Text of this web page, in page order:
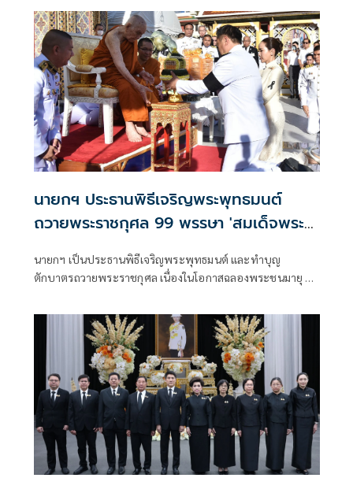
ของไทย เคมีภัณฑ์ก่อสร้าง และวัสดุก่อสร้างครบวงจร ตอกย้ำ
เป้าหมาย Sustainable Real Estate Development Leader
ตามแนวคิด ESG มุ่งเน้นศึกษาวิจัยและพัฒนานวัตกรรมที่อยู่
อาศัยเป็นมิตรต่อสิ่งแวดล้อมและสังคม ด้วยนวัตกรรม ‘ถังบำบัด
น้ำล้างสี Eco-Paint Purifier’ สำหรับการจัดการน้ำเสียที่เกิด
ภายในโครงการขณะก่อสร้างอาคารขึ้นเป็นครั้งแรก โดยเริ่ม
นำร่องใช้งานในโครงการคอนโดมิเนียมใหม่ของศุภาลัย นับเป็น
บริษัทอสังหาริมทรัพย์รายแรกที่ขับเคลื่อนนวัตกรรมการจัดการ
น้ำเสียจากงานสี เพื่อยกระดับการก่อสร้างที่เป็นมิตรต่อสิ่ง
แวดล้อม
นายกฯ ประธานพิธีเจริญพระพุทธมนต์
ถวายพระราชกุศล 99 พรรษา 'สมเด็จพระ
สังฆราช'
นายกฯ เป็นประธานพิธีเจริญพระพุทธมนต์ และทำบุญ
ตักบาตรถวายพระราชกุศล เนื่องในโอกาสฉลองพระชนมายุ 99